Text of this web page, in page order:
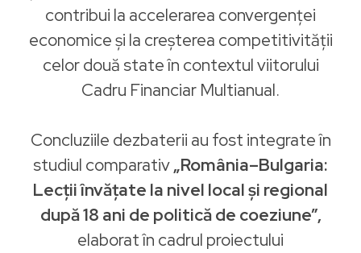
contribui la accelerarea convergenței
economice și la creșterea competitivității
celor două state în contextul viitorului
Cadru Financiar Multianual.
Concluziile dezbaterii au fost integrate în
studiul comparativ„România–Bulgaria:
Lecții învățate la nivel local și regional
după 18 ani de politică de coeziune”,
elaborat în cadrul proiectului